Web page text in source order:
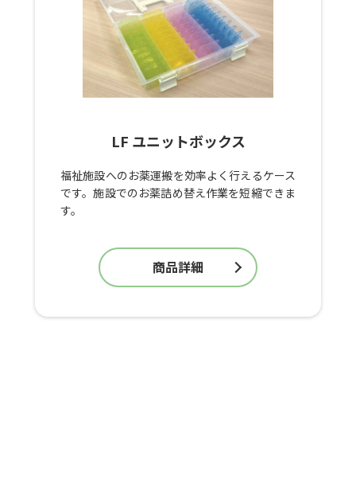
LF ユニットボックス
福祉施設へのお薬運搬を効率よく行えるケース
です。施設でのお薬詰め替え作業を短縮できま
す。
商品詳細